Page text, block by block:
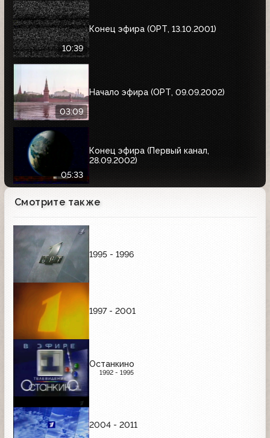
10:39
Конец эфира (ОРТ, 13.10.2001)
03:09
Начало эфира (ОРТ, 09.09.2002)
05:33
Конец эфира (Первый канал,
28.09.2002)
Смотрите также
1995 - 1996
1997 - 2001
Останкино
1992 - 1995
2004 - 2011